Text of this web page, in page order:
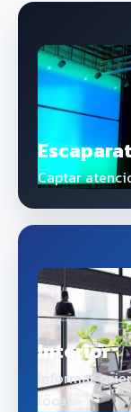
Captar
Interior
Informar,
local.